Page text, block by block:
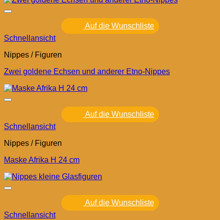
Auf die Wunschliste
Schnellansicht
Nippes / Figuren
Zwei goldene Echsen und anderer Etno-Nippes
Auf die Wunschliste
Schnellansicht
Nippes / Figuren
Maske Afrika H 24 cm
Auf die Wunschliste
Schnellansicht